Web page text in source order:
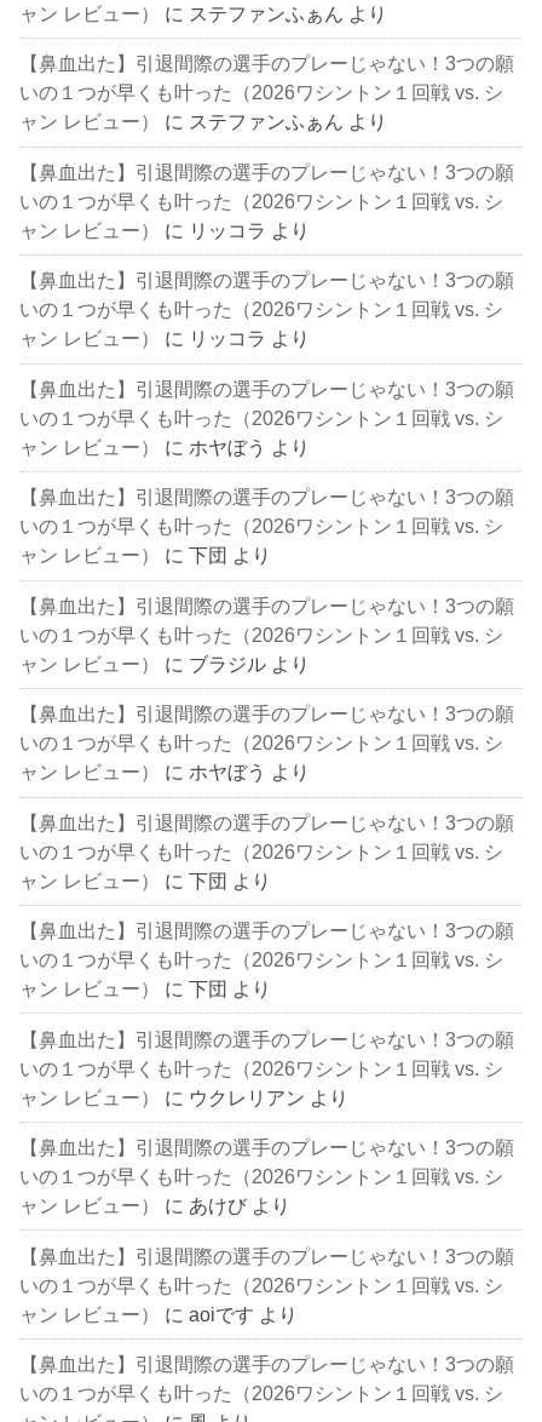
ャン レビュー）
に ステファンふぁん より
【鼻血出た】引退間際の選手のプレーじゃない！3つの願
いの１つが早くも叶った（2026ワシントン１回戦 vs. シ
ャン レビュー）
に ステファンふぁん より
【鼻血出た】引退間際の選手のプレーじゃない！3つの願
いの１つが早くも叶った（2026ワシントン１回戦 vs. シ
ャン レビュー）
に リッコラ より
【鼻血出た】引退間際の選手のプレーじゃない！3つの願
いの１つが早くも叶った（2026ワシントン１回戦 vs. シ
ャン レビュー）
に リッコラ より
【鼻血出た】引退間際の選手のプレーじゃない！3つの願
いの１つが早くも叶った（2026ワシントン１回戦 vs. シ
ャン レビュー）
に ホヤぼう より
【鼻血出た】引退間際の選手のプレーじゃない！3つの願
いの１つが早くも叶った（2026ワシントン１回戦 vs. シ
ャン レビュー）
に下団 より
【鼻血出た】引退間際の選手のプレーじゃない！3つの願
いの１つが早くも叶った（2026ワシントン１回戦 vs. シ
ャン レビュー）
に ブラジル より
【鼻血出た】引退間際の選手のプレーじゃない！3つの願
いの１つが早くも叶った（2026ワシントン１回戦 vs. シ
ャン レビュー）
に ホヤぼう より
【鼻血出た】引退間際の選手のプレーじゃない！3つの願
いの１つが早くも叶った（2026ワシントン１回戦 vs. シ
ャン レビュー）
に下団 より
【鼻血出た】引退間際の選手のプレーじゃない！3つの願
いの１つが早くも叶った（2026ワシントン１回戦 vs. シ
ャン レビュー）
に下団 より
【鼻血出た】引退間際の選手のプレーじゃない！3つの願
いの１つが早くも叶った（2026ワシントン１回戦 vs. シ
ャン レビュー）
に ウクレリアン より
【鼻血出た】引退間際の選手のプレーじゃない！3つの願
いの１つが早くも叶った（2026ワシントン１回戦 vs. シ
ャン レビュー）
に あけび より
【鼻血出た】引退間際の選手のプレーじゃない！3つの願
いの１つが早くも叶った（2026ワシントン１回戦 vs. シ
ャン レビュー）
にaoiです より
【鼻血出た】引退間際の選手のプレーじゃない！3つの願
いの１つが早くも叶った（2026ワシントン１回戦 vs. シ